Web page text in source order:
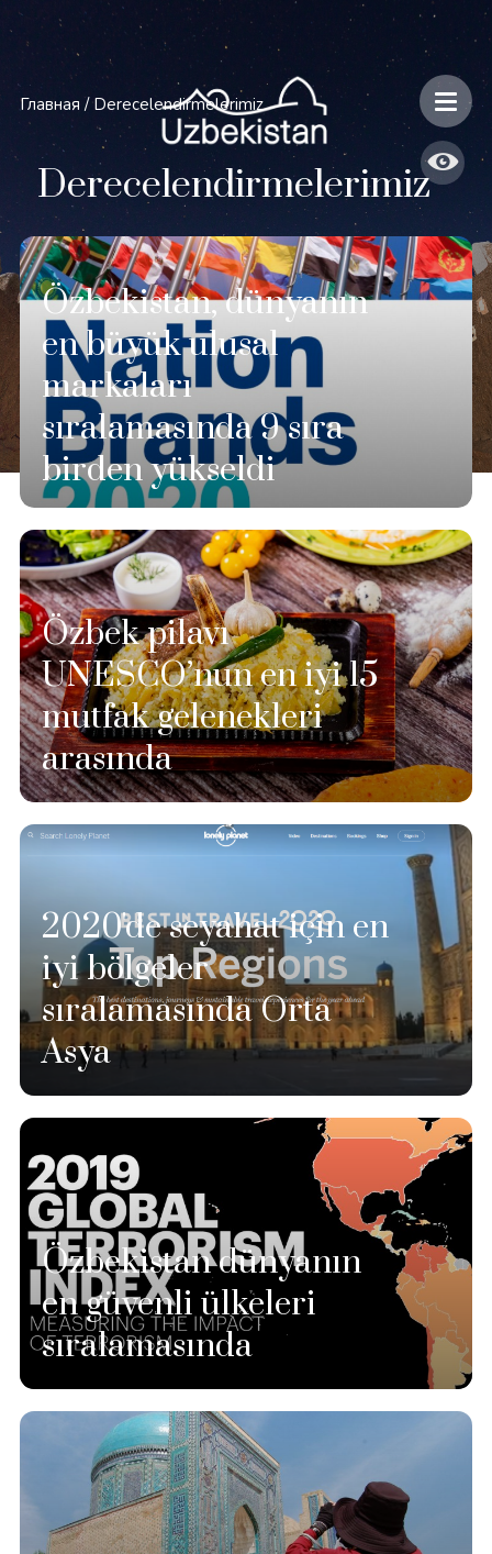
Главная / Derecelendirmelerimiz
Derecelendirmelerimiz
Özbekistan, dünyanın
en büyük ulusal
markaları
sıralamasında 9 sıra
birden yükseldi
Özbek pilavı
UNESCO’nun en iyi 15
mutfak gelenekleri
arasında
2020'de seyahat için en
iyi bölgeler
sıralamasında Orta
Asya
Özbekistan dünyanın
en güvenli ülkeleri
sıralamasında